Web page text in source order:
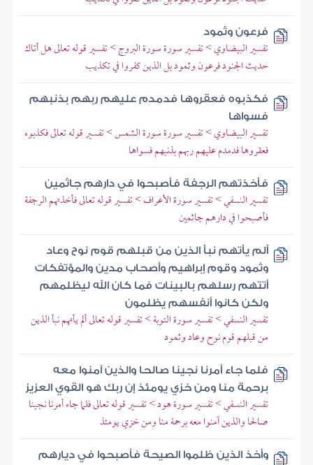
فرعون وثمود
تفسير البيضاوي > تفسير سورة سورة البروج > تفسير قوله تعالى هل أتاك
حديث الجنود فرعون وثمود بل الذين كفروا في تكذيب
فكذبوه فعقروها فدمدم عليهم ربهم بذنبهم
فسواها
تفسير البيضاوي > تفسير سورة سورة الشمس > تفسير قوله تعالى فكذبوه
فعقروها فدمدم عليهم ربهم بذنبهم فسواها
فأخذتهم الرجفة فأصبحوا في دارهم جاثمين
تفسير النسفي > تفسير سورة الأعراف > تفسير قوله تعالى فأخذتهم الرجفة
فأصبحوا في دارهم جاثمين
ألم يأتهم نبأ الذين من قبلهم قوم نوح وعاد
وثمود وقوم إبراهيم وأصحاب مدين والمؤتفكات
أتتهم رسلهم بالبينات فما كان الله ليظلمهم
ولكن كانوا أنفسهم يظلمون
تفسير النسفي > تفسير سورة التوبة > تفسير قوله تعالى ألم يأتهم نبأ الذين
من قبلهم قوم نوح وعاد وثمود
فلما جاء أمرنا نجينا صالحا والذين آمنوا معه
برحمة منا ومن خزي يومئذ إن ربك هو القوي العزيز
تفسير النسفي > تفسير سورة هود > تفسير قوله تعالى فلما جاء أمرنا نجينا
صالحا والذين آمنوا معه برحمة منا ومن خزي يومئذ
وأخذ الذين ظلموا الصيحة فأصبحوا في ديارهم